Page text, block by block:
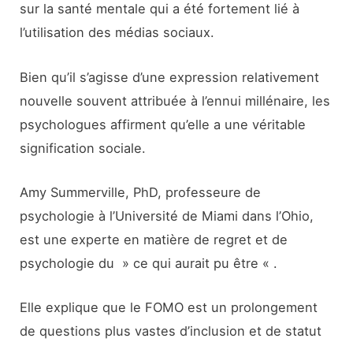
sur la santé mentale qui a été fortement lié à
l’utilisation des médias sociaux.
Bien qu’il s’agisse d’une expression relativement
nouvelle souvent attribuée à l’ennui millénaire, les
psychologues affirment qu’elle a une véritable
signification sociale.
Amy Summerville, PhD, professeure de
psychologie à l’Université de Miami dans l’Ohio,
est une experte en matière de regret et de
psychologie du » ce qui aurait pu être « .
Elle explique que le FOMO est un prolongement
de questions plus vastes d’inclusion et de statut